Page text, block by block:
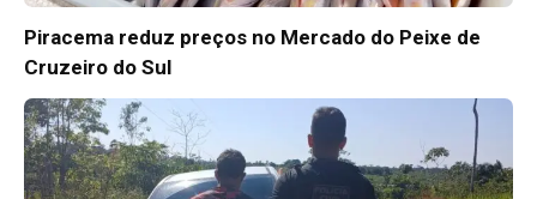
Piracema reduz preços no Mercado do Peixe de
Cruzeiro do Sul